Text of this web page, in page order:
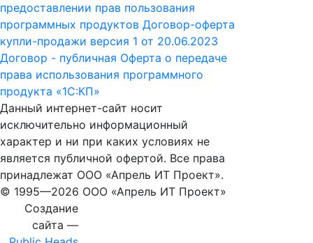
предоставлении прав пользования
программных продуктов Договор-оферта
купли-продажи версия 1 от 20.06.2023
Договор - публичная Оферта о передаче
права использования программного
продукта «1С:КП»
Данный интернет-сайт носит
исключительно информационный
характер и ни при каких условиях не
является публичной офертой. Все права
принадлежат ООО «Апрель ИТ Проект».
© 1995—2026 ООО «Апрель ИТ Проект»
Создание
сайта —